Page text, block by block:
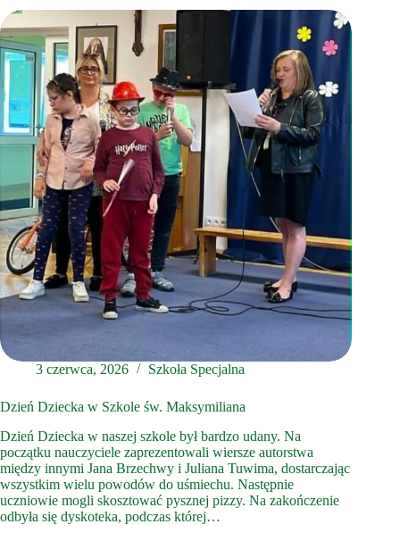
3 czerwca, 2026 Szkoła Specjalna
Dzień Dziecka w Szkole św. Maksymiliana
Dzień Dziecka w naszej szkole był bardzo udany. Na
początku nauczyciele zaprezentowali wiersze autorstwa
między innymi Jana Brzechwy i Juliana Tuwima, dostarczając
wszystkim wielu powodów do uśmiechu. Następnie
uczniowie mogli skosztować pysznej pizzy. Na zakończenie
odbyła się dyskoteka, podczas której…